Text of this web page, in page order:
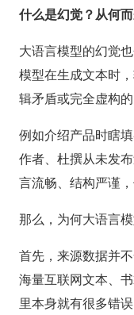
什么是幻觉？从何
大语言模型的幻觉
模型在生成文本时
辑矛盾或完全虚构的
例如介绍产品时瞎
作者、杜撰从未发
言流畅、结构严谨，
那么，为何大语言
首先，来源数据并
海量互联网文本、
里本身就有很多错